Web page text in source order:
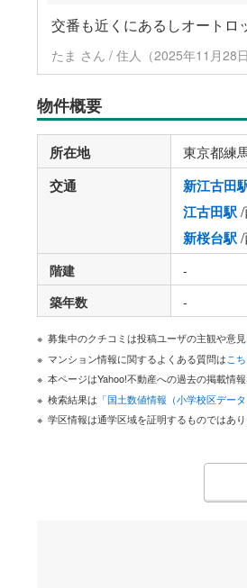
交番も近くにあるしオートロ
たま さん / 住人（2025年11月28日
物件概要
所在地 東京都練
交通 新江古田
江古田駅
新桜台駅
階建 -
築年数
-
募集中のクチコミは投稿ユーザの主観や意
マンション情報に関するよくある質問はこ
本ページはYahoo!不動産への過去の掲載情
検索結果は 「国土数値情報（小学校区デー
学区情報は通学区域を証明するものではあ